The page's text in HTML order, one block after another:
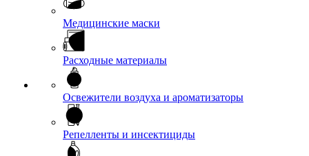
Медицинские маски
Расходные материалы
Освежители воздуха и ароматизаторы
Репелленты и инсектициды